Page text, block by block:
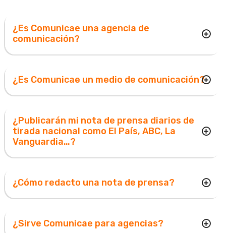
¿Es Comunicae una agencia de
comunicación?
¿Es Comunicae un medio de comunicación?
¿Publicarán mi nota de prensa diarios de
tirada nacional como El País, ABC, La
Vanguardia…?
¿Cómo redacto una nota de prensa?
¿Sirve Comunicae para agencias?